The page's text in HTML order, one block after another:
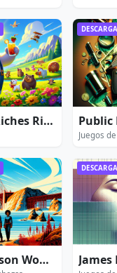
Milky Bear: Riches Rider 2
Juegos
James Patterson Women’s Murder Club 2: A Darker Shade of Grey